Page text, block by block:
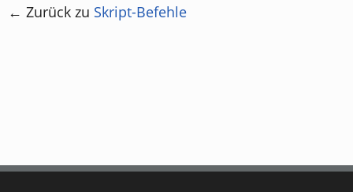
← Zurück zu Skript-Befehle